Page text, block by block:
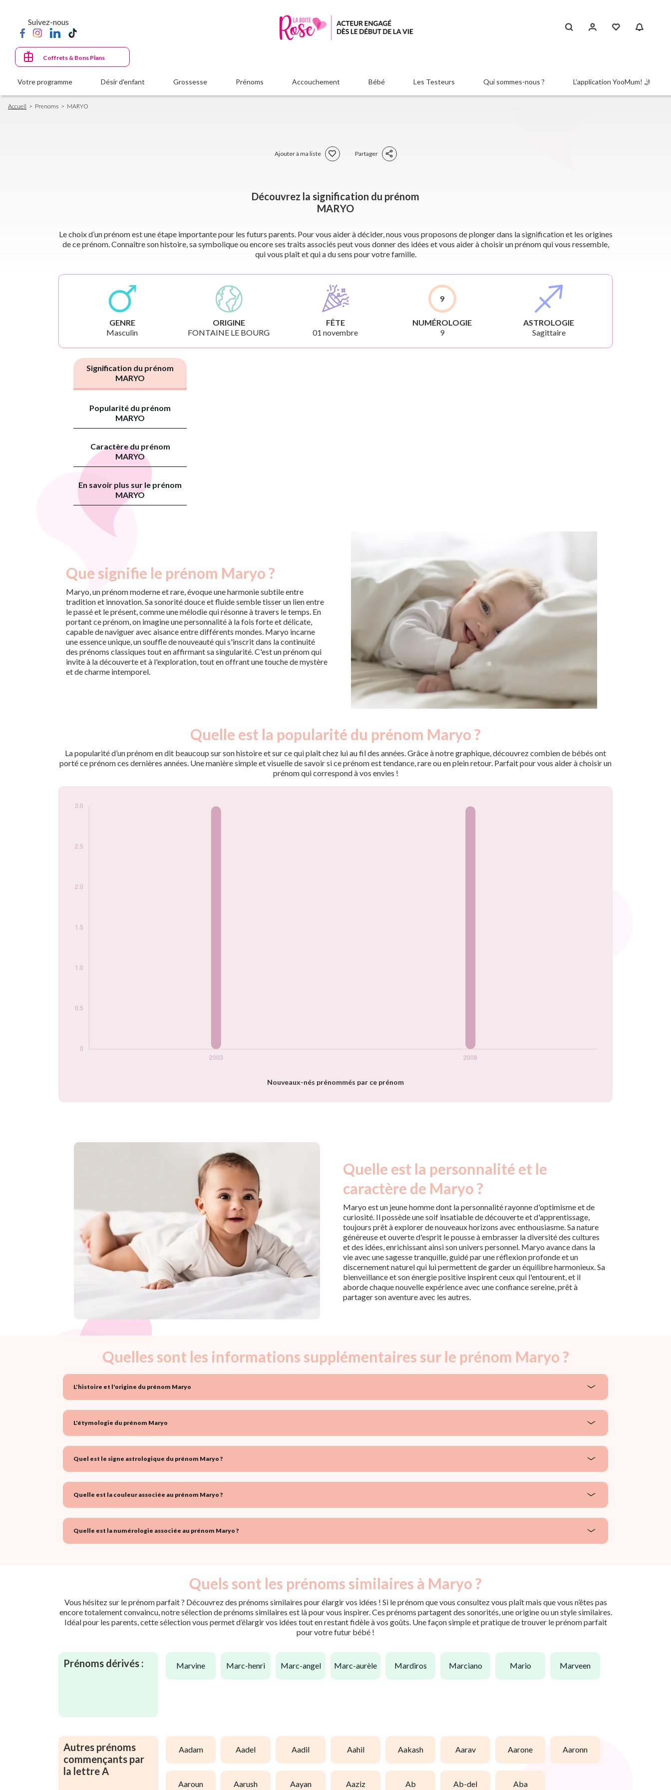
principal
Suivez-nous
Coffrets & Bons Plans
Votre programme Désir d'enfant Grossesse Prénoms Accouchement Bébé Les Testeurs Qui sommes-nous ? L'application YooMum! 🤳
Fil
d'Ariane
Accueil Prenoms MARYO
Ajouter à ma liste Partager
Découvrez la signification du prénom
MARYO
Le choix d’un prénom est une étape importante pour les futurs parents. Pour vous aider à décider, nous vous proposons de plonger dans la signification et les origines
de ce prénom. Connaître son histoire, sa symbolique ou encore ses traits associés peut vous donner des idées et vous aider à choisir un prénom qui vous ressemble,
qui vous plaît et qui a du sens pour votre famille.
GENRE
Masculin
ORIGINE
FONTAINE LE BOURG
FÊTE
01 novembre
9
NUMÉROLOGIE
9
ASTROLOGIE
Sagittaire
Signification du prénom
MARYO
Popularité du prénom
MARYO
Caractère du prénom
MARYO
En savoir plus sur le prénom
MARYO
Que signifie le prénom Maryo ?
Maryo, un prénom moderne et rare, évoque une harmonie subtile entre
tradition et innovation. Sa sonorité douce et fluide semble tisser un lien entre
le passé et le présent, comme une mélodie qui résonne à travers le temps. En
portant ce prénom, on imagine une personnalité à la fois forte et délicate,
capable de naviguer avec aisance entre différents mondes. Maryo incarne
une essence unique, un souffle de nouveauté qui s'inscrit dans la continuité
des prénoms classiques tout en affirmant sa singularité. C'est un prénom qui
invite à la découverte et à l'exploration, tout en offrant une touche de mystère
et de charme intemporel.
Quelle est la popularité du prénom Maryo ?
La popularité d’un prénom en dit beaucoup sur son histoire et sur ce qui plaît chez lui au fil des années. Grâce à notre graphique, découvrez combien de bébés ont
porté ce prénom ces dernières années. Une manière simple et visuelle de savoir si ce prénom est tendance, rare ou en plein retour. Parfait pour vous aider à choisir un
prénom qui correspond à vos envies !
Nouveaux-nés prénommés par ce prénom
2003
3
2008
3
Quelle est la personnalité et le
caractère de Maryo ?
Maryo est un jeune homme dont la personnalité rayonne d'optimisme et de
curiosité. Il possède une soif insatiable de découverte et d'apprentissage,
toujours prêt à explorer de nouveaux horizons avec enthousiasme. Sa nature
généreuse et ouverte d'esprit le pousse à embrasser la diversité des cultures
et des idées, enrichissant ainsi son univers personnel. Maryo avance dans la
vie avec une sagesse tranquille, guidé par une réflexion profonde et un
discernement naturel qui lui permettent de garder un équilibre harmonieux. Sa
bienveillance et son énergie positive inspirent ceux qui l'entourent, et il
aborde chaque nouvelle expérience avec une confiance sereine, prêt à
partager son aventure avec les autres.
Quelles sont les informations supplémentaires sur le prénom Maryo ?
L'histoire et l'origine du prénom Maryo
L'étymologie du prénom Maryo
Quel est le signe astrologique du prénom Maryo ?
Quelle est la couleur associée au prénom Maryo ?
Quelle est la numérologie associée au prénom Maryo ?
Quels sont les prénoms similaires à Maryo ?
Vous hésitez sur le prénom parfait ? Découvrez des prénoms similaires pour élargir vos idées ! Si le prénom que vous consultez vous plaît mais que vous n’êtes pas
encore totalement convaincu, notre sélection de prénoms similaires est là pour vous inspirer. Ces prénoms partagent des sonorités, une origine ou un style similaires.
Idéal pour les parents, cette sélection vous permet d’élargir vos idées tout en restant fidèle à vos goûts. Une façon simple et pratique de trouver le prénom parfait
pour votre futur bébé !
Prénoms dérivés : marvine marc-henri marc-angel marc-aurèle mardiros marciano mario marveen
Autres prénoms
commençants par
la lettre A
aadam aadel aadil aahil aakash aarav aarone aaronn
aaroun aarush aayan aaziz ab ab-del aba